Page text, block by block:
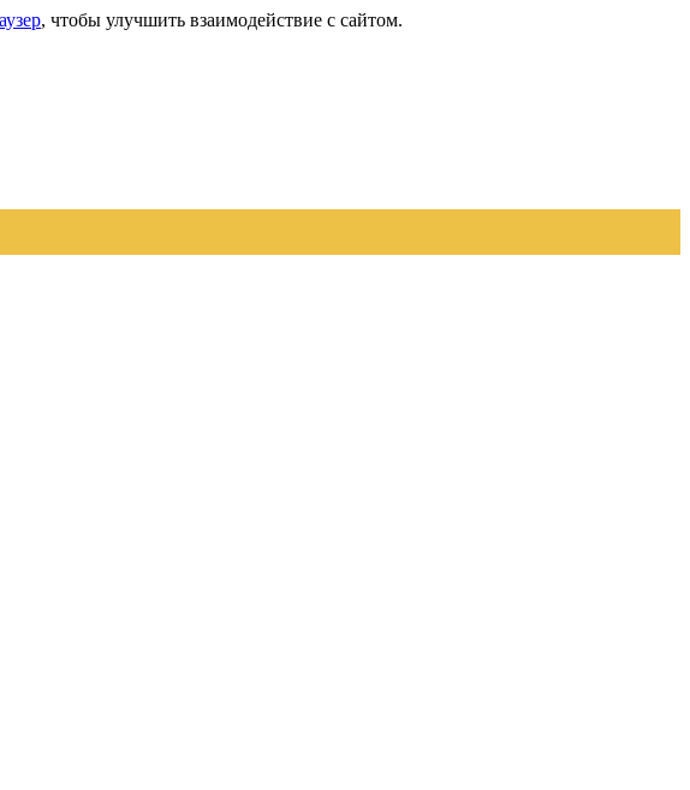
, чтобы улучшить взаимодействие с сайтом.